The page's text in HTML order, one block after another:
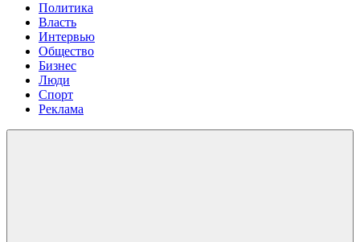
Политика
Власть
Интервью
Общество
Бизнес
Люди
Спорт
Реклама